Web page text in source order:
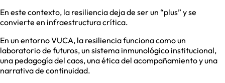
En este contexto, la resiliencia deja de ser un “plus” y se
convierte en infraestructura crítica.
En un entorno VUCA, la resiliencia funciona como un
laboratorio de futuros, un sistema inmunológico institucional,
una pedagogía del caos, una ética del acompañamiento y una
narrativa de continuidad.